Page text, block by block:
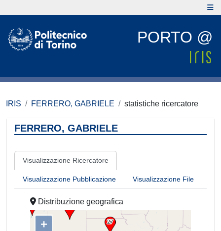
PORTO @
IRIS FERRERO, GABRIELE statistiche ricercatore
FERRERO, GABRIELE
Visualizzazione Ricercatore
Visualizzazione Pubblicazione Visualizzazione File
Distribuzione geografica
+